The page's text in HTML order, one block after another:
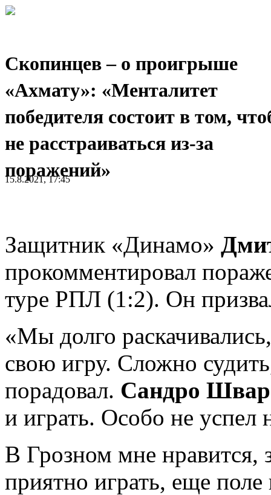
Скопинцев – о проигрыше
«Ахмату»: «Менталитет
победителя состоит в том,
не расстраиваться из-за
поражений»
15.8.2021, 17:45
Защитник «Динамо»
прокомментировал
туре РПЛ (1:2). Он
«Мы долго
свою игру. Сложно
порадовал. Сандро
и играть. Особо не успел
В Грозном мне
приятно играть, еще